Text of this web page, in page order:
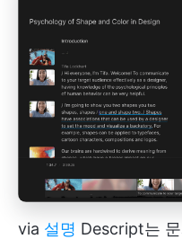
via 설명 Descript는